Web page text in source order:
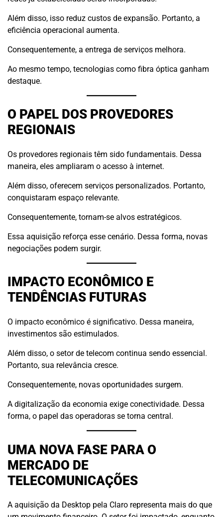
Além disso, isso reduz custos de expansão. Portanto, a
eficiência operacional aumenta.
Consequentemente, a entrega de serviços melhora.
Ao mesmo tempo, tecnologias como fibra óptica ganham
destaque.
O PAPEL DOS PROVEDORES
REGIONAIS
Os provedores regionais têm sido fundamentais. Dessa
maneira, eles ampliaram o acesso à internet.
Além disso, oferecem serviços personalizados. Portanto,
conquistaram espaço relevante.
Consequentemente, tornam-se alvos estratégicos.
Essa aquisição reforça esse cenário. Dessa forma, novas
negociações podem surgir.
IMPACTO ECONÔMICO E
TENDÊNCIAS FUTURAS
O impacto econômico é significativo. Dessa maneira,
investimentos são estimulados.
Além disso, o setor de telecom continua sendo essencial.
Portanto, sua relevância cresce.
Consequentemente, novas oportunidades surgem.
A digitalização da economia exige conectividade. Dessa
forma, o papel das operadoras se torna central.
UMA NOVA FASE PARA O
MERCADO DE
TELECOMUNICAÇÕES
A aquisição da Desktop pela Claro representa mais do que